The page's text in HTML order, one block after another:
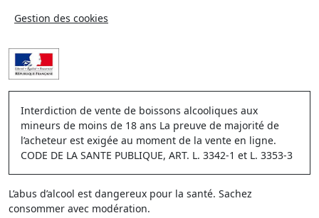
Gestion des cookies
Interdiction de vente de boissons alcooliques aux
mineurs de moins de 18 ans La preuve de majorité de
l’acheteur est exigée au moment de la vente en ligne.
CODE DE LA SANTE PUBLIQUE, ART. L. 3342-1 et L. 3353-3
L’abus d’alcool est dangereux pour la santé. Sachez
consommer avec modération.